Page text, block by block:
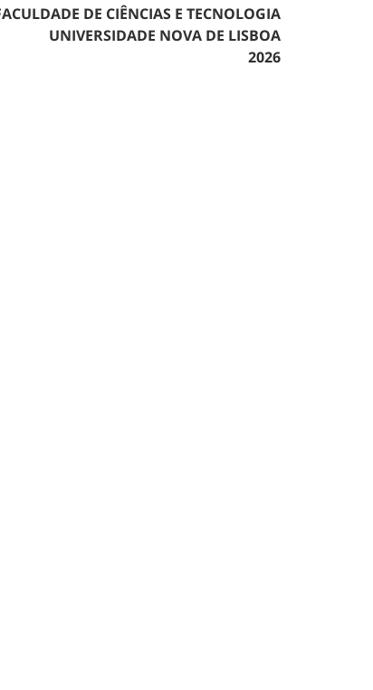
DE CIÊNCIAS E TECNOLOGIA
UNIVERSIDADE NOVA DE LISBOA
2026